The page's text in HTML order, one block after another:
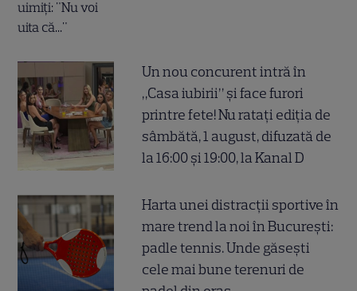
Un nou concurent intră în
„Casa iubirii” și face furori
printre fete! Nu ratați ediția de
sâmbătă, 1 august, difuzată de
la 16:00 și 19:00, la Kanal D
Harta unei distracții sportive în
mare trend la noi în București:
padle tennis. Unde găsești
cele mai bune terenuri de